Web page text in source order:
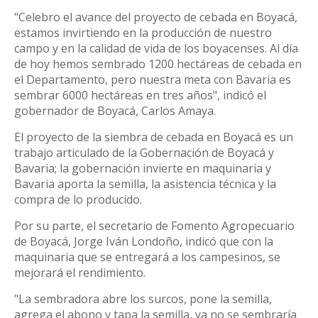
"Celebro el avance del proyecto de cebada en Boyacá,
estamos invirtiendo en la producción de nuestro
campo y en la calidad de vida de los boyacenses. Al día
de hoy hemos sembrado 1200 hectáreas de cebada en
el Departamento, pero nuestra meta con Bavaria es
sembrar 6000 hectáreas en tres años", indicó el
gobernador de Boyacá, Carlos Amaya.
El proyecto de la siembra de cebada en Boyacá es un
trabajo articulado de la Gobernación de Boyacá y
Bavaria; la gobernación invierte en maquinaria y
Bavaria aporta la semilla, la asistencia técnica y la
compra de lo producido.
Por su parte, el secretario de Fomento Agropecuario
de Boyacá, Jorge Iván Londoño, indicó que con la
maquinaria que se entregará a los campesinos, se
mejorará el rendimiento.
"La sembradora abre los surcos, pone la semilla,
agrega el abono y tapa la semilla, ya no se sembraría